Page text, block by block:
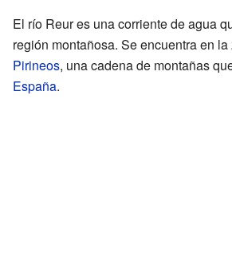
El río Reur es una corriente de agua
región montañosa. Se encuentra en
Pirineos, una cadena de montañas
España.